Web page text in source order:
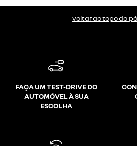
voltar ao topo da
FAÇA UM TEST-DRIVE DO
AUTOMÓVEL À SUA
ESCOLHA